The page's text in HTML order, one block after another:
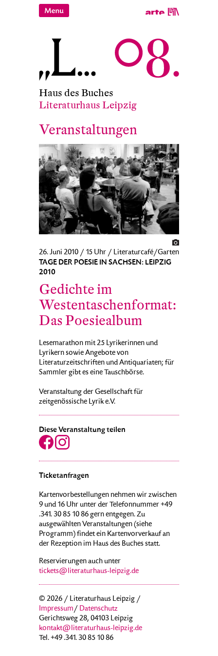
Haus des Buches
Literaturhaus Leipzig
Veranstaltungen
26. Juni 2010 / 15 Uhr / Literaturcafé/Garten
TAGE DER POESIE IN SACHSEN: LEIPZIG
2010
Gedichte im
Westentaschenformat:
Das Poesiealbum
Lesemarathon mit 25 Lyrikerinnen und
Lyrikern sowie Angebote von
Literaturzeitschriften und Antiquariaten; für
Sammler gibt es eine Tauschbörse.
Veranstaltung der Gesellschaft für
zeitgenössische Lyrik e.V.
Diese Veranstaltung teilen
Ticketanfragen
Kartenvorbestellungen nehmen wir zwischen
9 und 16 Uhr unter der Telefonnummer +49
.341. 30 85 10 86 gern entgegen. Zu
ausgewählten Veranstaltungen (siehe
Programm) findet ein Kartenvorverkauf an
der Rezeption im Haus des Buches statt.
Reservierungen auch unter
tickets@literaturhaus-leipzig.de
© 2026 / Literaturhaus Leipzig /
Impressum/ Datenschutz
Gerichtsweg 28, 04103 Leipzig
kontakt@literaturhaus-leipzig.de
Tel. +49 .341. 30 85 10 86